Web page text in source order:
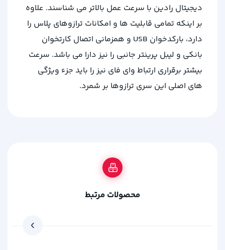
دیجیتال رادین با سرعت عمل بالاتر می شناسند. علاوه
بر اینکه تمامی قابلیت ها و امکانات ترازوهای پلاس را
دارد، بارکدخوان USB و همزمانی اتصال کارتخوان
بانکی و لیبل پرینتر جانبی را نیز دارا می باشد. سرعت
بیشتر برقراری ارتباط وای فای نیز را باید جزء ویژگی
های اصلی این سری ترازوها بر شمرد.
محصولات مرتبط